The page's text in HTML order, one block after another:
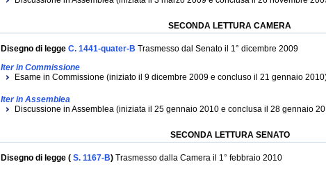
SECONDA LETTURA CAMERA
Disegno di legge C. 1441-quater-B Trasmesso dal Senato il 1° dicembre 2009
Iter in Commissione
Esame in Commissione (iniziato il 9 dicembre 2009 e concluso il 21 gennaio
Iter in Assemblea
Discussione in Assemblea (iniziata il 25 gennaio 2010 e conclusa il 28 gennaio
SECONDA LETTURA SENATO
Disegno di legge ( S. 1167-B) Trasmesso dalla Camera il 1° febbraio 2010